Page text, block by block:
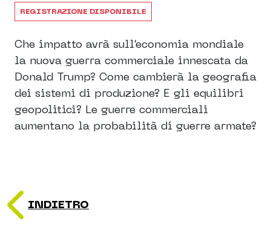
REGISTRAZIONE DISPONIBILE
Che impatto avrà sull’economia mondiale
la nuova guerra commerciale innescata da
Donald Trump? Come cambierà la geografia
dei sistemi di produzione? E gli equilibri
geopolitici? Le guerre commerciali
aumentano la probabilità di guerre armate?
INDIETRO